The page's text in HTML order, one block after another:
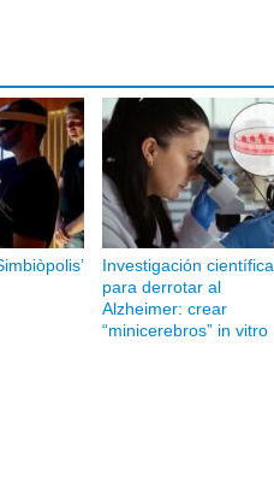
Investigación científica
para derrotar al
Alzheimer: crear
“minicerebros” in vitro